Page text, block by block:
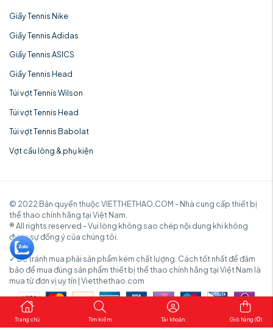
Giầy Tennis Nike
Giầy Tennis Adidas
Giầy Tennis ASICS
Giầy Tennis Head
Túi vợt Tennis Wilson
Túi vợt Tennis Head
Túi vợt Tennis Babolat
Vợt cầu lông & phụ kiện
© 2022 Bản quyền thuộc VIETTHETHAO.COM - Nhà cung cấp thiết bị
thể thao chính hãng tại Việt Nam.
® All rights reserved - Vui lòng không sao chép nội dung khi không
được sự đồng ý của chúng tôi.
✓ Để tránh mua phải sản phẩm kém chất lượng. Cách tốt nhất để đảm
bảo để mua đúng sản phẩm thiết bị thể thao chính hãng tại Việt Nam là
mua từ đơn vị uy tín | Vietthethao.com
Trang chủ Tìm kiếm Tài khoản Giỏ hàng (0)